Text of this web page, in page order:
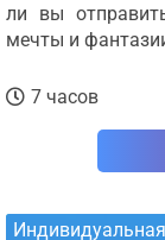
ли вы
мечты и
7 часов
Индивидуальная